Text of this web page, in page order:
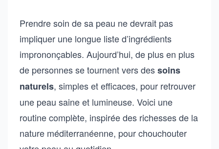
Prendre soin de sa peau ne devrait pas
impliquer une longue liste d’ingrédients
imprononçables. Aujourd’hui, de plus en plus
de personnes se tournent vers dessoins
naturels, simples et efficaces, pour retrouver
une peau saine et lumineuse. Voici une
routine complète, inspirée des richesses de la
nature méditerranéenne, pour chouchouter